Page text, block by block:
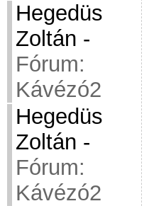
Hegedüs
Zoltán -
Fórum:
Kávézó2
Hegedüs
Zoltán -
Fórum:
Kávézó2